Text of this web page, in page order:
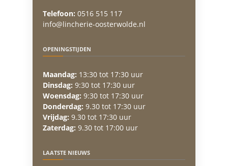
Telefoon: 0516 515 117
info@lincherie-oosterwolde.nl
OPENINGSTIJDEN
Maandag: 13:30 tot 17:30 uur
Dinsdag: 9:30 tot 17:30 uur
Woensdag: 9:30 tot 17:30 uur
Donderdag: 9.30 tot 17:30 uur
Vrijdag: 9.30 tot 17:30 uur
Zaterdag: 9.30 tot 17:00 uur
LAATSTE NIEUWS